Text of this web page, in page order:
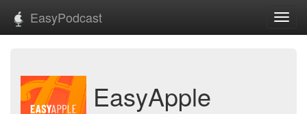
EasyPodcast
EasyApple